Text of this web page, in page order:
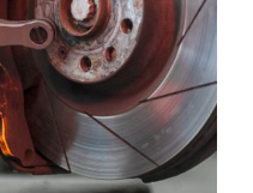
Hoses